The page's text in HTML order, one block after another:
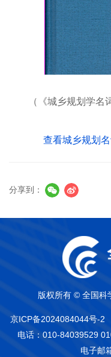
（《城乡规划学名
查看城乡规划
分享到：
版权所有 © 全国科
京ICP备2024084044号-2
电话：010-84039529
电子邮